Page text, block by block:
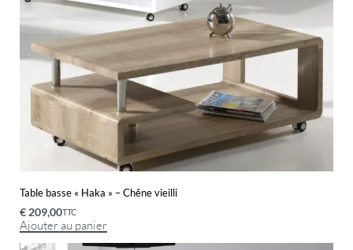
Table basse « Haka » – Chêne vieilli
€ 209,00TTC
Ajouter au panier